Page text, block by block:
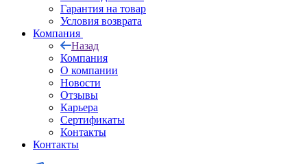
Гарантия на товар
Условия возврата
Компания
Назад
Компания
О компании
Новости
Отзывы
Карьера
Сертификаты
Контакты
Контакты